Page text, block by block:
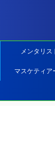
メンタリス
マスケティア